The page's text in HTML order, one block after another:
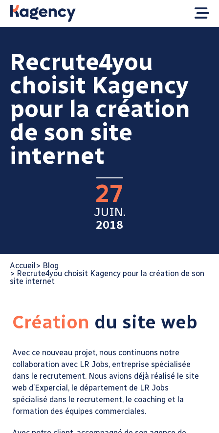
Recrute4you
choisit Kagency
pour la création
de son site
internet
27
JUIN.
2018
Accueil> Blog
> Recrute4you choisit Kagency pour la création de son
site internet
Création du site web
Avec ce nouveau projet, nous continuons notre
collaboration avec LR Jobs, entreprise spécialisée
dans le recrutement. Nous avions déjà réalisé le site
web d’Expercial, le département de LR Jobs
spécialisé dans le recrutement, le coaching et la
formation des équipes commerciales.